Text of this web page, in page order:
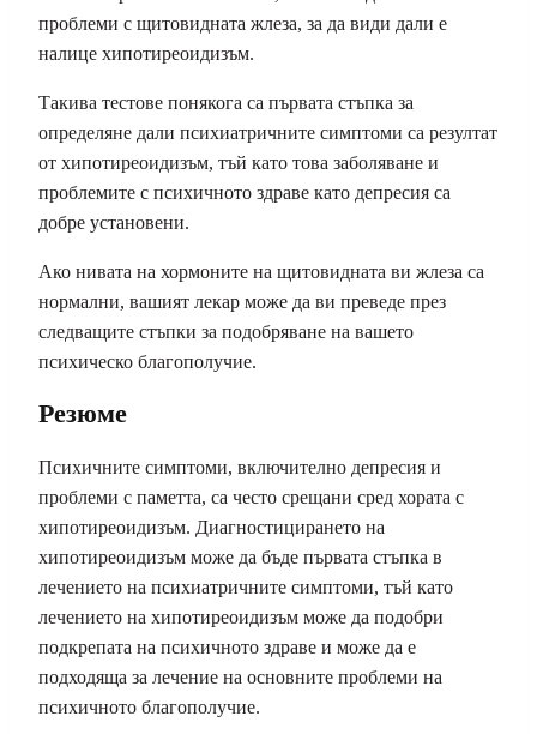
проблеми с щитовидната жлеза, за да види дали е
налице хипотиреоидизъм.
Такива тестове понякога са първата стъпка за
определяне дали психиатричните симптоми са резултат
от хипотиреоидизъм, тъй като това заболяване и
проблемите с психичното здраве като депресия са
добре установени.
Ако нивата на хормоните на щитовидната ви жлеза са
нормални, вашият лекар може да ви преведе през
следващите стъпки за подобряване на вашето
психическо благополучие.
Резюме
Психичните симптоми, включително депресия и
проблеми с паметта, са често срещани сред хората с
хипотиреоидизъм. Диагностицирането на
хипотиреоидизъм може да бъде първата стъпка в
лечението на психиатричните симптоми, тъй като
лечението на хипотиреоидизъм може да подобри
подкрепата на психичното здраве и може да е
подходяща за лечение на основните проблеми на
психичното благополучие.